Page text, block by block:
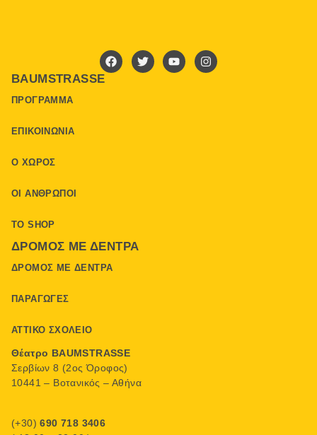
BAUMSTRASSE
ΠΡΌΓΡΑΜΜΑ
ΕΠΙΚΟΙΝΩΝΊΑ
Ο ΧΏΡΟΣ
ΟΙ ΆΝΘΡΩΠΟΙ
ΤΟ SHOP
ΔΡΌΜΟΣ ΜΕ ΔΈΝΤΡΑ
ΔΡΌΜΟΣ ΜΕ ΔΈΝΤΡΑ
ΠΑΡΑΓΩΓΈΣ
ΑΤΤΙΚΌ ΣΧΟΛΕΊΟ
Θέατρο BAUMSTRASSE
Σερβίων 8 (2ος Όροφος)
10441 – Βοτανικός – Αθήνα
(+30)690 718 3406